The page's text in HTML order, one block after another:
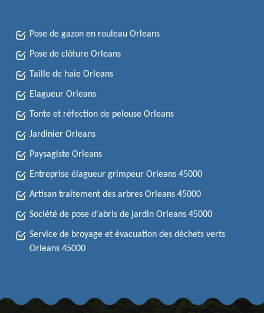
Pose de gazon en rouleau Orleans
Pose de clôture Orleans
Taille de haie Orleans
Elagueur Orleans
Tonte et réfection de pelouse Orleans
Jardinier Orleans
Paysagiste Orleans
Entreprise élagueur grimpeur Orleans 45000
Artisan traitement des arbres Orleans 45000
Société de pose d'abris de jardin Orleans 45000
Service de broyage et évacuation des déchets verts
Orleans 45000